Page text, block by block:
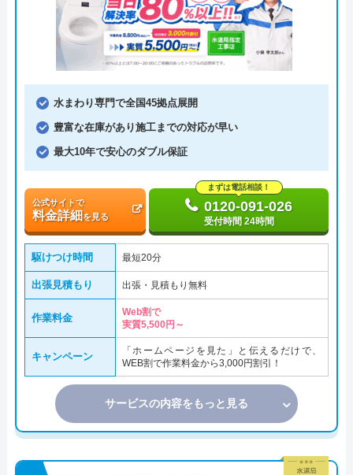
水まわり専門で全国45拠点展開
豊富な在庫があり施工までの対応が早い
最大10年で安心のダブル保証
公式サイトで
料金詳細を見る
まずは電話相談！
0120-091-026
受付時間 24時間
駆けつけ時間 最短20分
出張見積もり 出張・見積もり無料
作業料金
Web割で
実質5,500円～
キャンペーン
「ホームページを見た」と伝えるだけで、
WEB割で作業料金から3,000円割引！
サービスの内容をもっと見る